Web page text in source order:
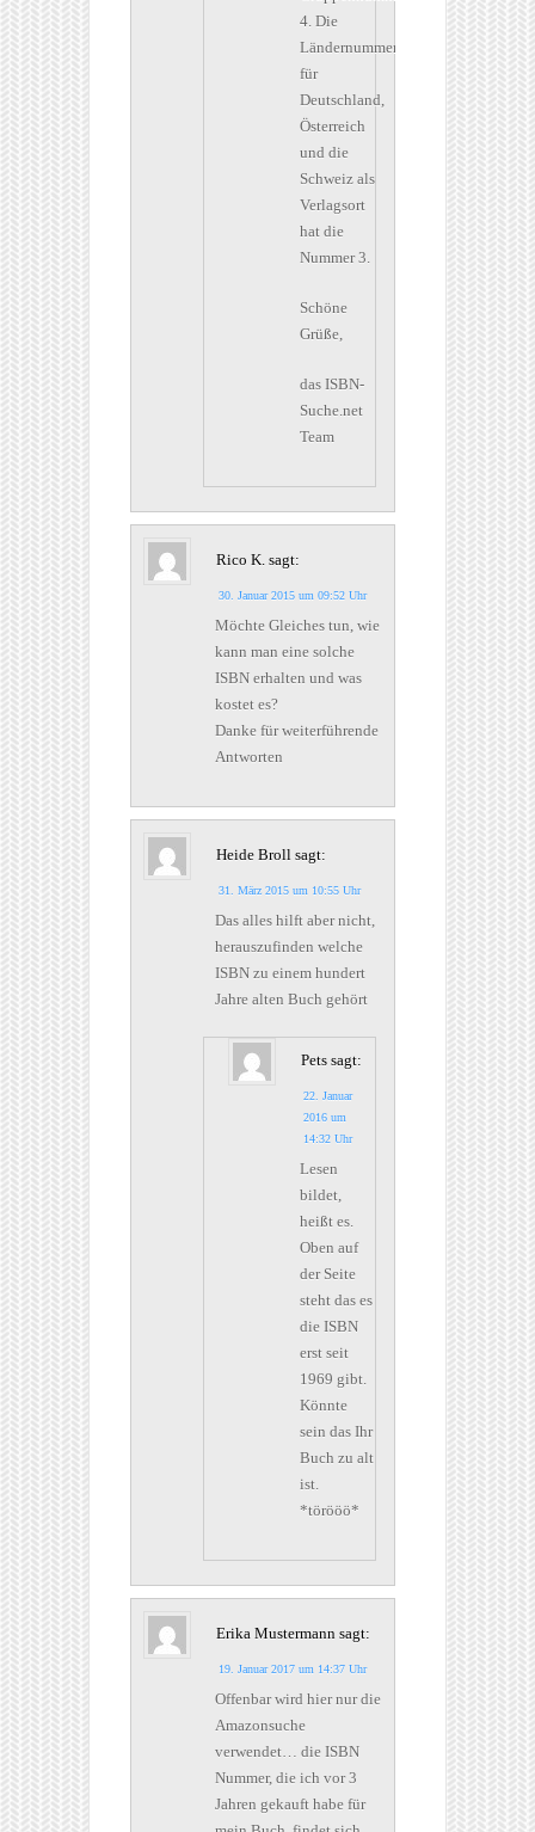
4. Die
Ländernummer
für
Deutschland,
Österreich
und die
Schweiz als
Verlagsort
hat die
Nummer 3.
Schöne
Grüße,
das ISBN-
Suche.net
Team
Rico K. sagt:
30. Januar 2015 um 09:52 Uhr
Möchte Gleiches tun, wie
kann man eine solche
ISBN erhalten und was
kostet es?
Danke für weiterführende
Antworten
Heide Broll sagt:
31. März 2015 um 10:55 Uhr
Das alles hilft aber nicht,
herauszufinden welche
ISBN zu einem hundert
Jahre alten Buch gehört
Pets sagt:
22. Januar
2016 um
14:32 Uhr
Lesen
bildet,
heißt es.
Oben auf
der Seite
steht das es
die ISBN
erst seit
1969 gibt.
Könnte
sein das Ihr
Buch zu alt
ist.
*törööö*
Erika Mustermann sagt:
19. Januar 2017 um 14:37 Uhr
Offenbar wird hier nur die
Amazonsuche
verwendet… die ISBN
Nummer, die ich vor 3
Jahren gekauft habe für